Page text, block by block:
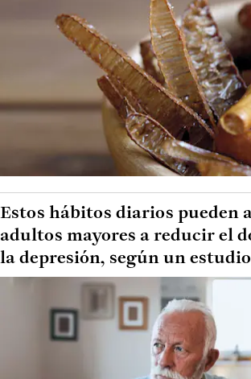
Estos hábitos diarios pueden
adultos mayores a reducir el
la depresión, según un estudio